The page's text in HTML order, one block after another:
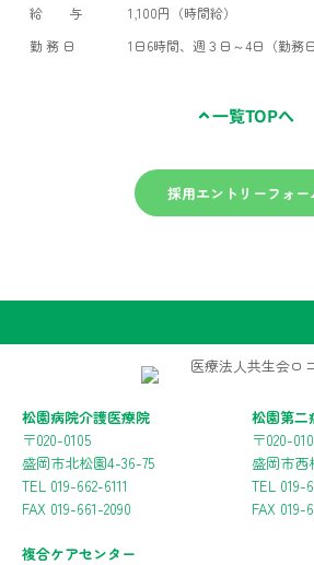
給 与
1,100円（時間給）
勤 務 日
1日6時間、週３日～4日（勤務
一覧TOPへ
採用エントリーフォー
松園病院介護医療院
〒020-0105
盛岡市北松園4-36-75
TEL 019-662-6111
FAX 019-661-2090
松園第二
〒020-
盛岡市西
TEL 019-
FAX 019-
複合ケアセンター